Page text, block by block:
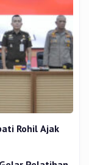
Rohil Ajak